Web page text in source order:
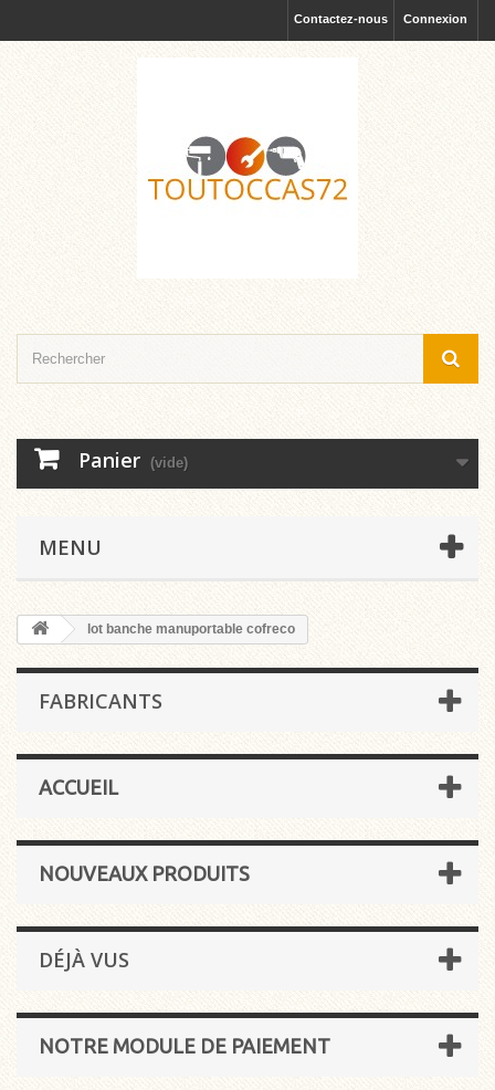
Connexion
Contactez-nous
Panier (vide)
MENU
lot banche manuportable cofreco
FABRICANTS
ACCUEIL
NOUVEAUX PRODUITS
DÉJÀ VUS
NOTRE MODULE DE PAIEMENT